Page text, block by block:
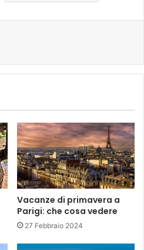
Vacanze di primavera a
Parigi: che cosa vedere
27 Febbraio 2024